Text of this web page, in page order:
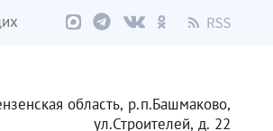
область, р.п.Башмаково,
ул.Строителей, д. 22